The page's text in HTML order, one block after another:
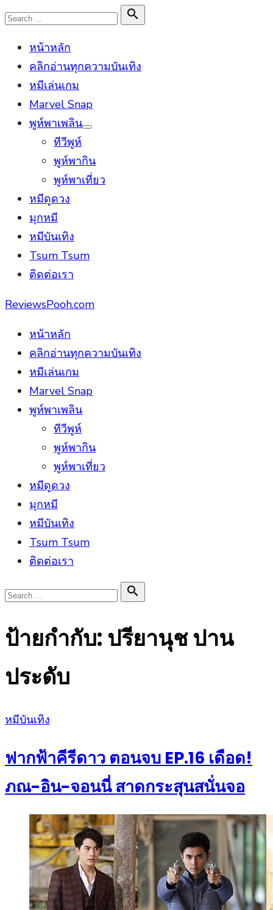
Skip
content
Search

Search
หน้าหลัก
คลิกอ่านทุกความบันเทิง
หมีเล่นเกม
Marvel Snap
พูห์พาเพลิน
Show
ทีวีพูห์
พูห์พากิน
พูห์พาเที่ยว
หมีดูดวง
มุกหมี
หมีบันเทิง
Tsum Tsum
ติดต่อเรา
ReviewsPooh.com
หน้าหลัก
คลิกอ่านทุกความบันเทิง
หมีเล่นเกม
Marvel Snap
พูห์พาเพลิน
ทีวีพูห์
พูห์พากิน
พูห์พาเที่ยว
หมีดูดวง
มุกหมี
หมีบันเทิง
Tsum Tsum
ติดต่อเรา
Search

Search
ป้ายกำกับ:ปรียานุช ปาน
ประดับ
Posted
หมีบันเทิง
ฟากฟ้าคีรีดาว ตอนจบ EP.16 เดือด!
ภณ-อิน-จอนนี่ สาดกระสุนสนั่นจอ